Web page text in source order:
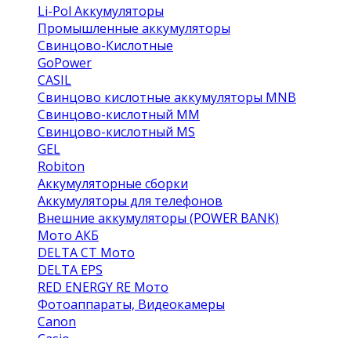
Li-Pol Аккумуляторы
Промышленные аккумуляторы
Свинцово-Кислотные
GoPower
CASIL
Свинцово кислотные аккумуляторы MNB
Cвинцово-кислотный MM
Cвинцово-кислотный MS
GEL
Robiton
Аккумуляторные сборки
Аккумуляторы для телефонов
Внешние аккумуляторы (POWER BANK)
Мото АКБ
DELTA CT Мото
DELTA EPS
RED ENERGY RE Мото
Фотоаппараты, Видеокамеры
Canon